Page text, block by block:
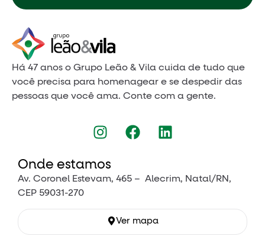
Há 47 anos o Grupo Leão & Vila cuida de tudo que
você precisa para homenagear e se despedir das
pessoas que você ama. Conte com a gente.
Onde estamos
Av. Coronel Estevam, 465 – Alecrim, Natal/RN,
CEP 59031-270
Ver mapa